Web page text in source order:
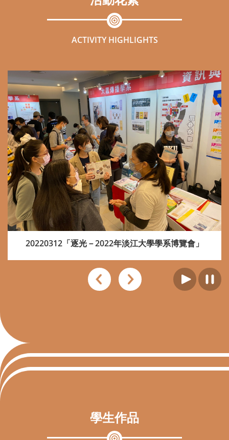
活動花絮
ACTIVITY HIGHLIGHTS
20220312「逐光－2022年淡江大學學系博覽會」
學生作品